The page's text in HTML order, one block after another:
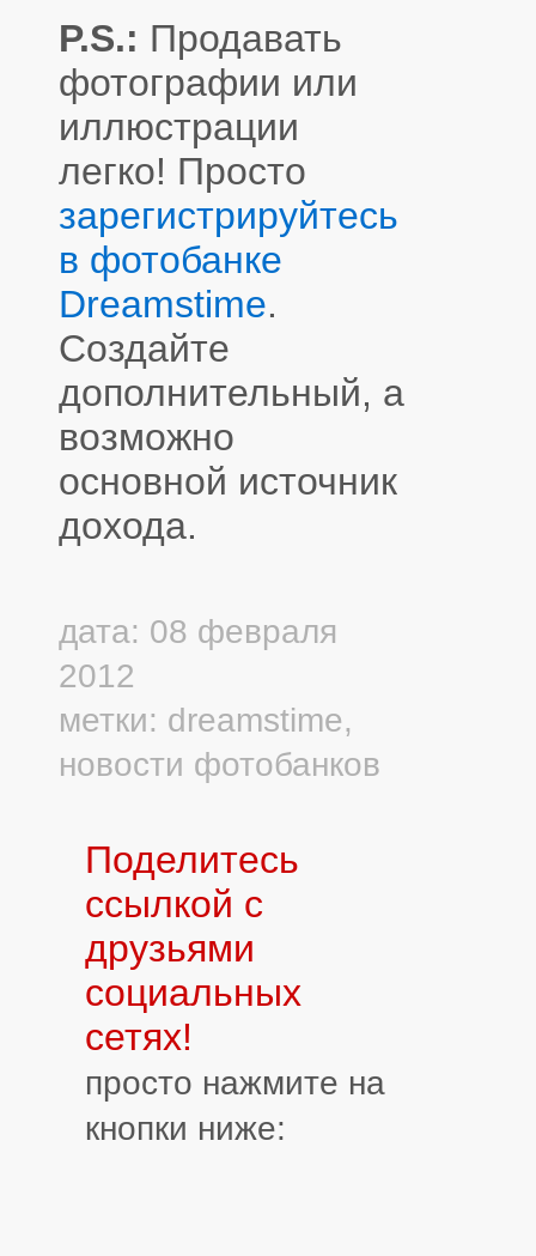
P.S.: Продавать
фотографии или
иллюстрации
легко! Просто
зарегистрируйтесь
в фотобанке
Dreamstime.
Создайте
дополнительный, а
возможно
основной источник
дохода.
дата: 08 февраля
2012
метки: dreamstime,
новости фотобанков
Поделитесь
ссылкой с
друзьями
социальных
сетях!
просто нажмите на
кнопки ниже: